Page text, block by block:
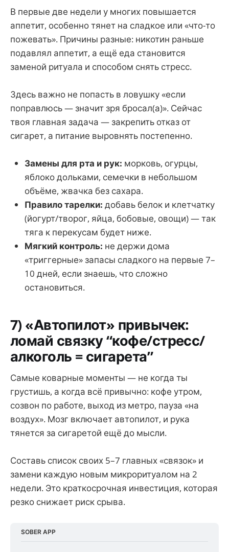
В первые две недели у многих повышается
аппетит, особенно тянет на сладкое или «что-то
пожевать». Причины разные: никотин раньше
подавлял аппетит, а ещё еда становится
заменой ритуала и способом снять стресс.
Здесь важно не попасть в ловушку «если
поправлюсь — значит зря бросал(а)». Сейчас
твоя главная задача — закрепить отказ от
сигарет, а питание выровнять постепенно.
Замены для рта и рук: морковь, огурцы,
яблоко дольками, семечки в небольшом
объёме, жвачка без сахара.
Правило тарелки: добавь белок и клетчатку
(йогурт/творог, яйца, бобовые, овощи) — так
тяга к перекусам будет ниже.
Мягкий контроль: не держи дома
«триггерные» запасы сладкого на первые 7–
10 дней, если знаешь, что сложно
остановиться.
7) «Автопилот» привычек:
ломай связку “кофе/стресс/
алкоголь = сигарета”
Самые коварные моменты — не когда ты
грустишь, а когда всё привычно: кофе утром,
созвон по работе, выход из метро, пауза «на
воздух». Мозг включает автопилот, и рука
тянется за сигаретой ещё до мысли.
Составь список своих 5–7 главных «связок» и
замени каждую новым микроритуалом на 2
недели. Это краткосрочная инвестиция, которая
резко снижает риск срыва.
SOBER APP